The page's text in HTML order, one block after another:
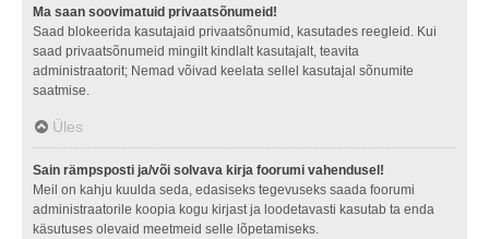
Ma saan soovimatuid privaatsõnumeid!
Saad blokeerida kasutajaid privaatsõnumid, kasutades reegleid. Kui
saad privaatsõnumeid mingilt kindlalt kasutajalt, teavita
administraatorit; Nemad võivad keelata sellel kasutajal sõnumite
saatmise.
Üles
Sain rämpsposti ja/või solvava kirja foorumi vahendusel!
Meil on kahju kuulda seda, edasiseks tegevuseks saada foorumi
administraatorile koopia kogu kirjast ja loodetavasti kasutab ta enda
käsutuses olevaid meetmeid selle lõpetamiseks.